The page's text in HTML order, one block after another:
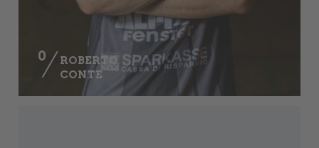
0
ROBERTO
CONTE